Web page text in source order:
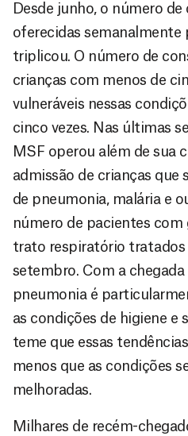
Desde junho, o número
oferecidas semanalmente
triplicou. O número de
crianças com menos de
vulneráveis nessas
cinco vezes. Nas últimas
MSF operou além de sua
admissão de crianças que
de pneumonia, malária e
número de pacientes com
trato respiratório tratados
setembro. Com a chegada
pneumonia é
as condições de higiene e
teme que essas
menos que as condições
melhoradas.
Milhares de recém-